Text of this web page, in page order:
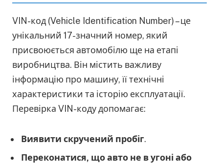
VIN-код (Vehicle Identification Number) – це
унікальний 17-значний номер, який
присвоюється автомобілю ще на етапі
виробництва. Він містить важливу
інформацію про машину, її технічні
характеристики та історію експлуатації.
Перевірка VIN-коду допомагає:
Виявити скручений пробіг.
Переконатися, що авто не в угоні або